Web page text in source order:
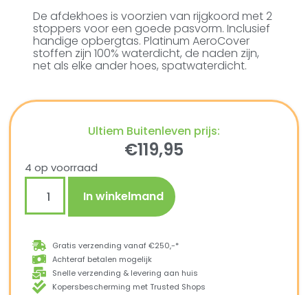
De afdekhoes is voorzien van rijgkoord met 2
stoppers voor een goede pasvorm. Inclusief
handige opbergtas. Platinum AeroCover
stoffen zijn 100% waterdicht, de naden zijn,
net als elke ander hoes, spatwaterdicht.
Ultiem Buitenleven prijs:
€119,95
4 op voorraad
In winkelmand
Gratis verzending vanaf €250,-*
Achteraf betalen mogelijk
Snelle verzending & levering aan huis
Kopersbescherming met Trusted Shops